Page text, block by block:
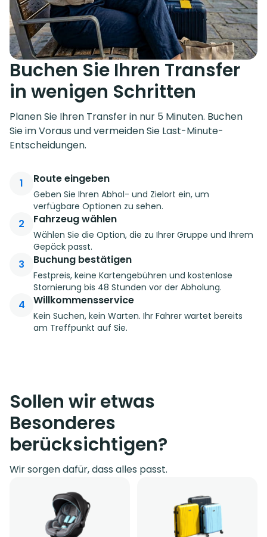
Buchen Sie Ihren Transfer
in wenigen Schritten
Planen Sie Ihren Transfer in nur 5 Minuten. Buchen
Sie im Voraus und vermeiden Sie Last-Minute-
Entscheidungen.
1 Route eingeben
Geben Sie Ihren Abhol- und Zielort ein, um
verfügbare Optionen zu sehen.
2 Fahrzeug wählen
Wählen Sie die Option, die zu Ihrer Gruppe und Ihrem
Gepäck passt.
3 Buchung bestätigen
Festpreis, keine Kartengebühren und kostenlose
Stornierung bis 48 Stunden vor der Abholung.
4 Willkommensservice
Kein Suchen, kein Warten. Ihr Fahrer wartet bereits
am Treffpunkt auf Sie.
Sollen wir etwas
Besonderes
berücksichtigen?
Wir sorgen dafür, dass alles passt.